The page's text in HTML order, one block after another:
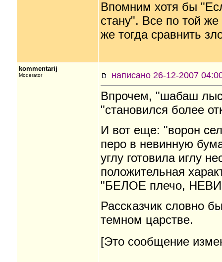
Впомним хотя бы
стану". Все по той
же тогда сравнить
kommentarij
Moderator написано 26-12-2007
Впрочем, "шабаш
"становился более
И вот еще: "ворон
перо в невинную
углу готовила иглу
положительная
"БЕЛОЕ плечо,
Рассказчик словно
темном царстве.
[Это сообщение